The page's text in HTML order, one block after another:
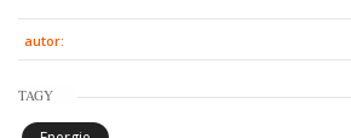
autor:
TAGY